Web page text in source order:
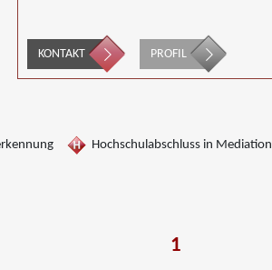
KONTAKT PROFIL
Hochschulabschluss in Mediation
1